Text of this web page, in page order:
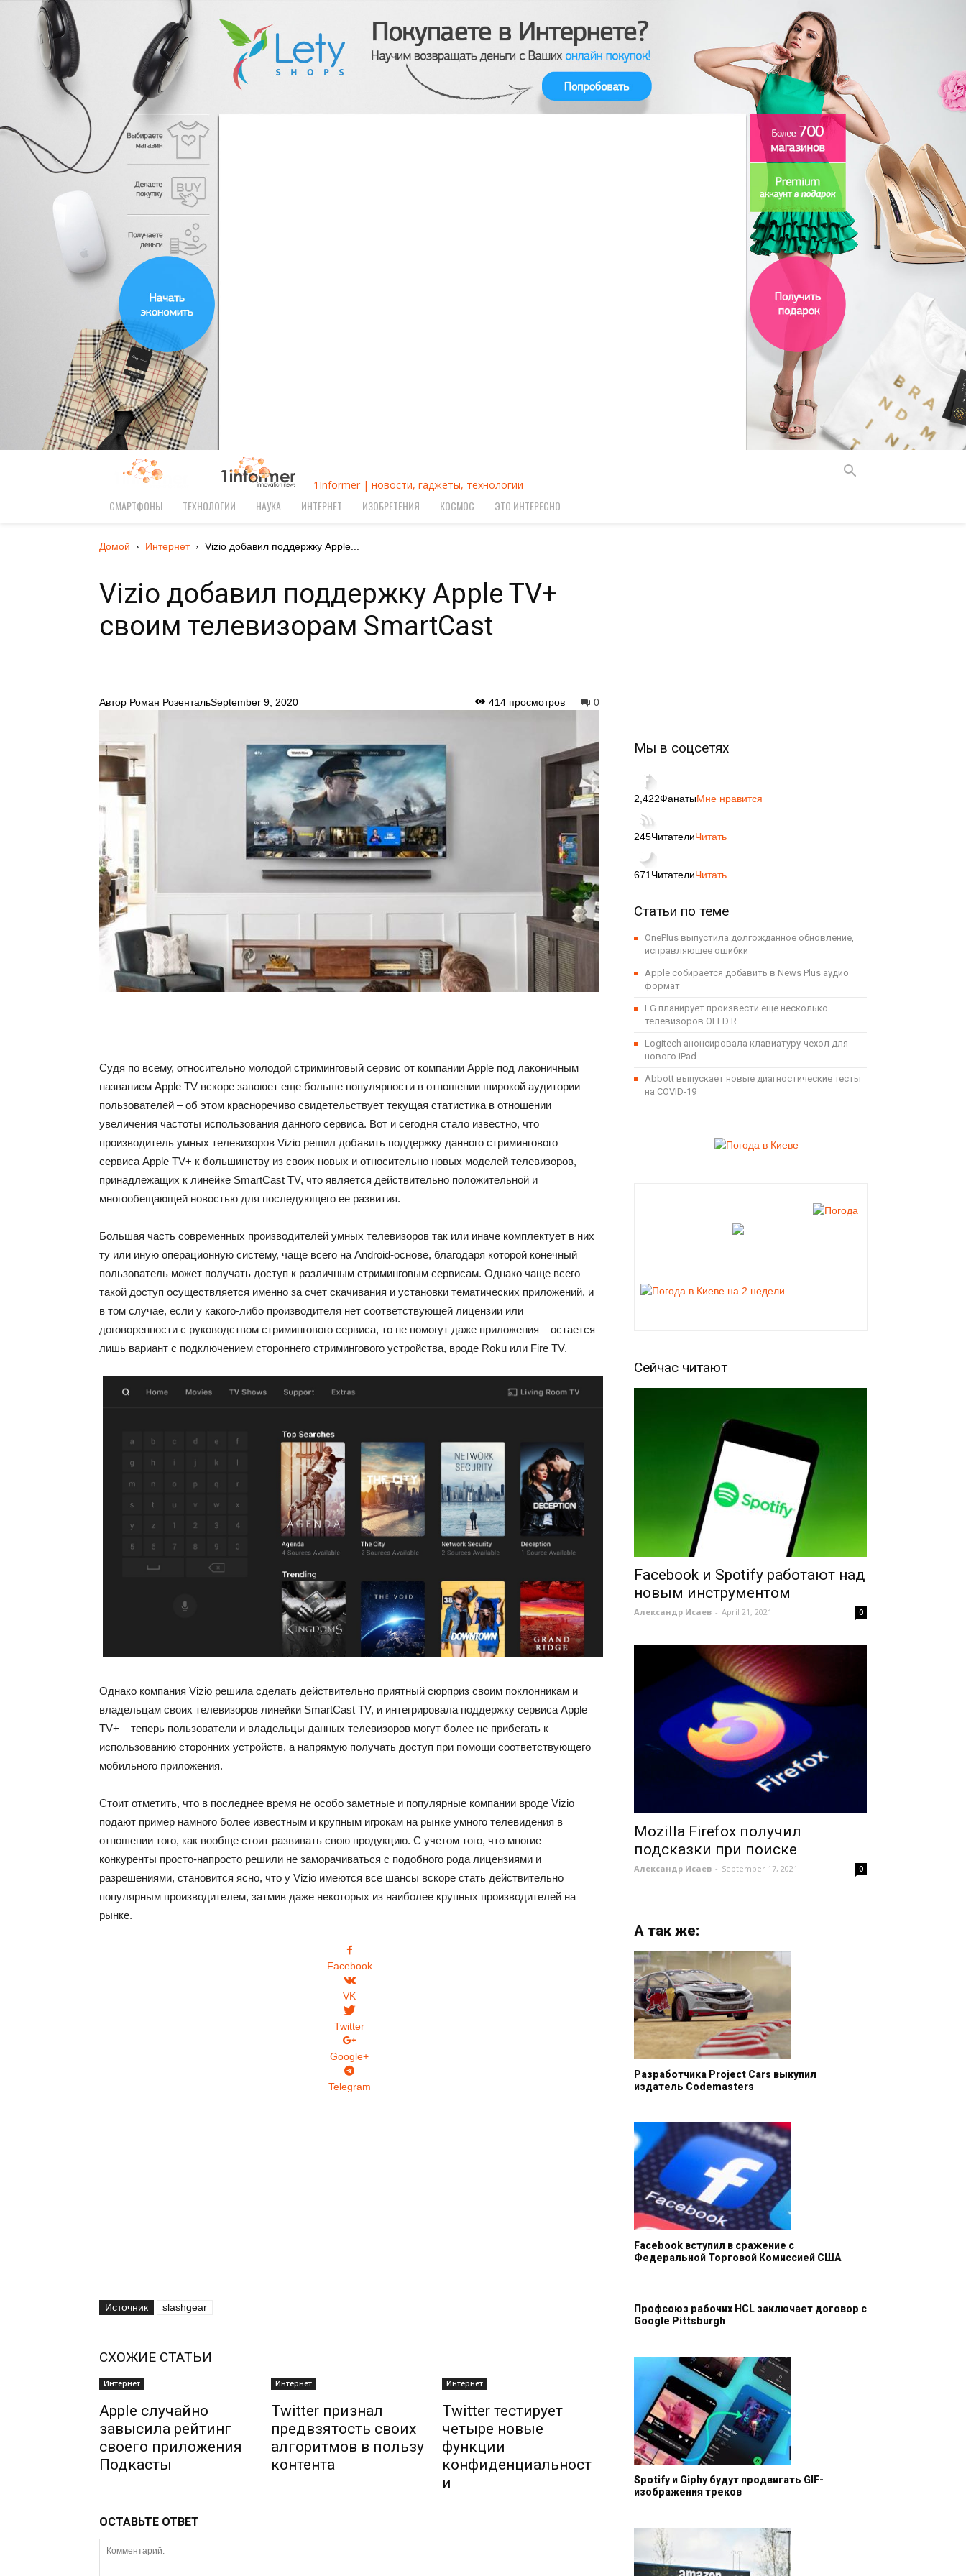
1Informer | новости, гаджеты, технологии
СМАРТФОНЫ ТЕХНОЛОГИИ НАУКА ИНТЕРНЕТ ИЗОБРЕТЕНИЯ КОСМОС ЭТО ИНТЕРЕСНО
Домой Интернет Vizio добавил поддержку Apple...
Vizio добавил поддержку Apple TV+
своим телевизорам SmartCast
Автор Роман РозентальSeptember 9, 2020 0
414 просмотров
Судя по всему, относительно молодой стриминговый сервис от компании Apple под лаконичным
названием Apple TV вскоре завоюет еще больше популярности в отношении широкой аудитории
пользователей – об этом красноречиво свидетельствует текущая статистика в отношении
увеличения частоты использования данного сервиса. Вот и сегодня стало известно, что
производитель умных телевизоров Vizio решил добавить поддержку данного стримингового
сервиса Apple TV+ к большинству из своих новых и относительно новых моделей телевизоров,
принадлежащих к линейке SmartCast TV, что является действительно положительной и
многообещающей новостью для последующего ее развития.
Большая часть современных производителей умных телевизоров так или иначе комплектует в них
ту или иную операционную систему, чаще всего на Android-основе, благодаря которой конечный
пользователь может получать доступ к различным стриминговым сервисам. Однако чаще всего
такой доступ осуществляется именно за счет скачивания и установки тематических приложений, и
в том случае, если у какого-либо производителя нет соответствующей лицензии или
договоренности с руководством стримингового сервиса, то не помогут даже приложения – остается
лишь вариант с подключением стороннего стримингового устройства, вроде Roku или Fire TV.
Однако компания Vizio решила сделать действительно приятный сюрприз своим поклонникам и
владельцам своих телевизоров линейки SmartCast TV, и интегрировала поддержку сервиса Apple
TV+ – теперь пользователи и владельцы данных телевизоров могут более не прибегать к
использованию сторонних устройств, а напрямую получать доступ при помощи соответствующего
мобильного приложения.
Стоит отметить, что в последнее время не особо заметные и популярные компании вроде Vizio
подают пример намного более известным и крупным игрокам на рынке умного телевидения в
отношении того, как вообще стоит развивать свою продукцию. С учетом того, что многие
конкуренты просто-напросто решили не заморачиваться с подобного рода лицензиями и
разрешениями, становится ясно, что у Vizio имеются все шансы вскоре стать действительно
популярным производителем, затмив даже некоторых из наиболее крупных производителей на
рынке.
Facebook
VK
Twitter
Google+
Telegram
Источник slashgear
СХОЖИЕ СТАТЬИ
Интернет
Apple случайно
завысила рейтинг
своего приложения
Подкасты
Интернет
Twitter признал
предвзятость своих
алгоритмов в пользу
контента
Интернет
Twitter тестирует
четыре новые
функции
конфиденциальност
и
ОСТАВЬТЕ ОТВЕТ
Мы в соцсетях
2,422ФанатыМне нравится
245ЧитателиЧитать
671 ЧитателиЧитать
Статьи по теме
OnePlus выпустила долгожданное обновление,
исправляющее ошибки
Apple собирается добавить в News Plus аудио
формат
LG планирует произвести еще несколько
телевизоров OLED R
Logitech анонсировала клавиатуру-чехол для
нового iPad
Abbott выпускает новые диагностические тесты
на COVID-19
Сейчас читают
Facebook и Spotify работают над
новым инструментом
Александр Исаев - April 21, 2021 0
Mozilla Firefox получил
подсказки при поиске
Александр Исаев - September 17, 2021 0
А так же:
Разработчика Project Cars выкупил
издатель Codemasters
Facebook вступил в сражение с
Федеральной Торговой Комиссией США
Профсоюз рабочих HCL заключает договор с
Google Pittsburgh
Spotify и Giphy будут продвигать GIF-
изображения треков